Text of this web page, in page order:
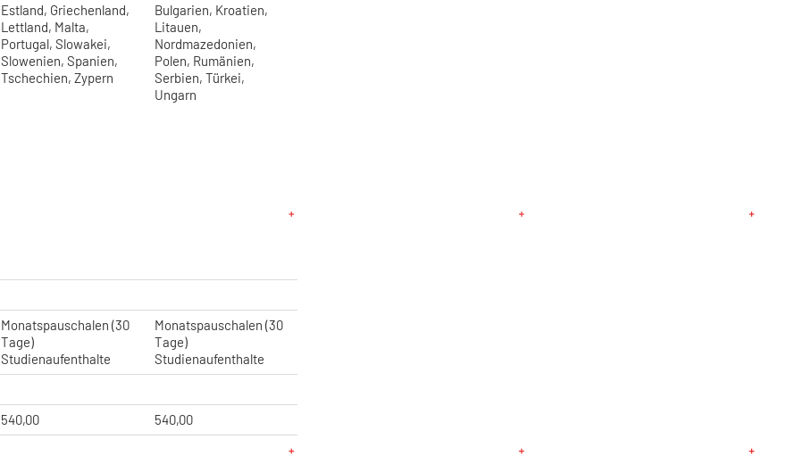
Estland, Griechenland,
Lettland, Malta,
Portugal, Slowakei,
Slowenien, Spanien,
Tschechien, Zypern
Bulgarien, Kroatien,
Litauen,
Nordmazedonien,
Polen, Rumänien,
Serbien, Türkei,
Ungarn
Monatspauschalen (30
Tage)
Studienaufenthalte
Monatspauschalen (30
Tage)
Studienaufenthalte
540,00 540,00